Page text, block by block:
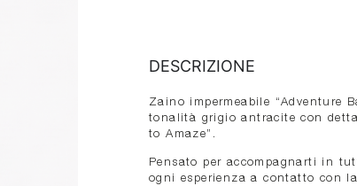
DESCRIZIONE
Zaino impermeabile “Adventure
tonalità grigio antracite con
to Amaze”.
Pensato per accompagnarti in
ogni esperienza a contatto con